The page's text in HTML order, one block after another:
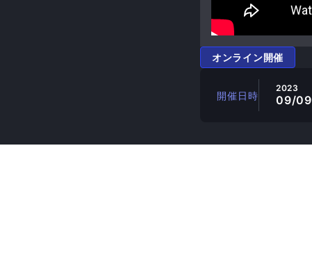
オンライン開催
開催日時
2023
09/09